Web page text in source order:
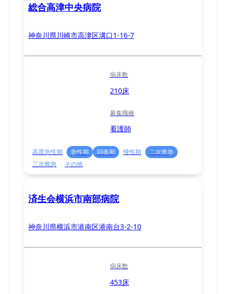
総合高津中央病院
神奈川県川崎市高津区溝口1-16-7
病床数
210床
募集職種
看護師
高度急性期 急性期 回復期 慢性期
二次救急
三次救急
その他
済生会横浜市南部病院
神奈川県横浜市港南区港南台3-2-10
病床数
453床